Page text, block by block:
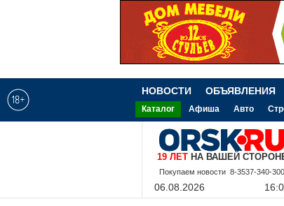
НОВОСТИ ОБЪЯВЛЕНИЯ
Каталог Афиша Авто
19 ЛЕТНА ВАШЕЙ
8-9-228-340-300